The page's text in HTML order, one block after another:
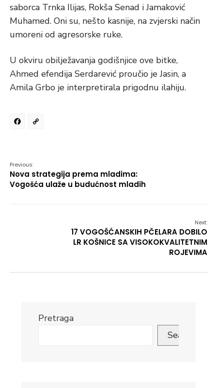
saborca Trnka Ilijas, Rokša Senad i Jamaković
Muhamed. Oni su, nešto kasnije, na zvjerski način
umoreni od agresorske ruke.
U okviru obilježavanja godišnjice ove bitke,
Ahmed efendija Serdarević proučio je Jasin, a
Amila Grbo je interpretirala prigodnu ilahiju.
Facebook
Previous:
Nova strategija prema mladima:
Vogošća ulaže u budućnost mladih
Next:
17 VOGOŠĆANSKIH PČELARA DOBILO
LR KOŠNICE SA VISOKOKVALITETNIM
ROJEVIMA
Pretraga
Search